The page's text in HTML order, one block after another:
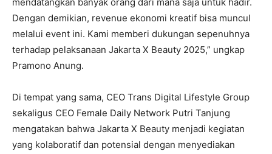
Dengan demikian, revenue ekonomi kreatif bisa muncul
melalui event ini. Kami memberi dukungan sepenuhnya
terhadap pelaksanaan Jakarta X Beauty 2025,” ungkap
Pramono Anung.
Di tempat yang sama, CEO Trans Digital Lifestyle Group
sekaligus CEO Female Daily Network Putri Tanjung
mengatakan bahwa Jakarta X Beauty menjadi kegiatan
yang kolaboratif dan potensial dengan menyediakan